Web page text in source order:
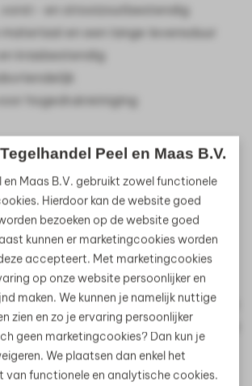
vorst- en strooizoutbestendig
materiaal en een lange levensduur
krasbestendig
hogedrukreiniging
van de serie kunnen door
afwijken van de werkelijkheid.
serie heeft een unieke print en
er natuurlijke variaties kunnen zijn.
uniek, maar betekent ook dat de
kunnen afwijken van wat je online
aan om de tegels in het echt
je een aankoop doet.
Peel en Maas B.V.
en Maas B.V. gebruikt zowel functionele
Hierdoor kan de website goed
bezoeken op de website goed
kunnen er marketingcookies worden
accepteert. Met marketingcookies
op onze website persoonlijker en
maken. We kunnen je namelijk nuttige
zien en zo je ervaring persoonlijker
geen marketingcookies? Dan kun je
We plaatsen dan enkel het
van functionele en analytische cookies.